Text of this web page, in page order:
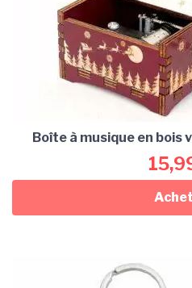
Boîte à musique en bois